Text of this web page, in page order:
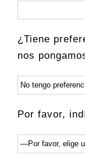
¿Tiene
nos
Por favor,